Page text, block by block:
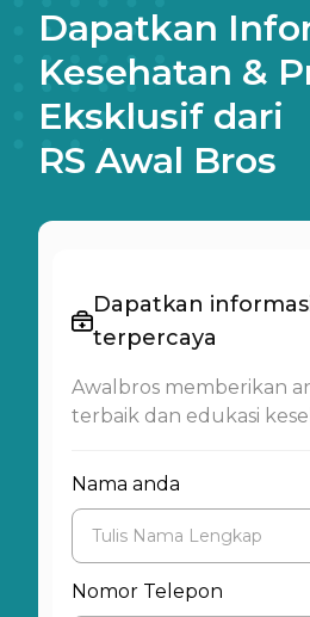
Dapatkan
Kesehatan &
Eksklusif dari
RS Awal Bros
Dapatkan
terpercaya
Awalbros memberikan
terbaik dan edukasi
Nama anda
Nomor Telepon